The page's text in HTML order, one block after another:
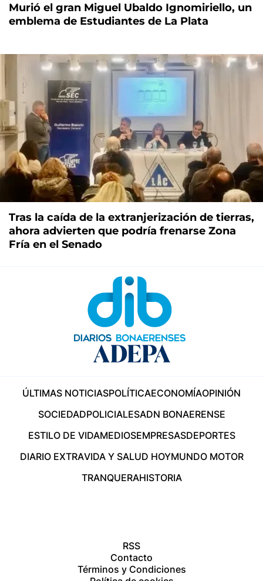
Murió el gran Miguel Ubaldo Ignomiriello, un
emblema de Estudiantes de La Plata
Tras la caída de la extranjerización de tierras,
ahora advierten que podría frenarse Zona
Fría en el Senado
ÚLTIMAS NOTICIASPOLÍTICAECONOMÍAOPINIÓN
SOCIEDADPOLICIALESADN BONAERENSE
ESTILO DE VIDAMEDIOSEMPRESASDEPORTES
DIARIO EXTRAVIDA Y SALUD HOYMUNDO MOTOR
TRANQUERAHISTORIA
RSS
Contacto
Términos y Condiciones